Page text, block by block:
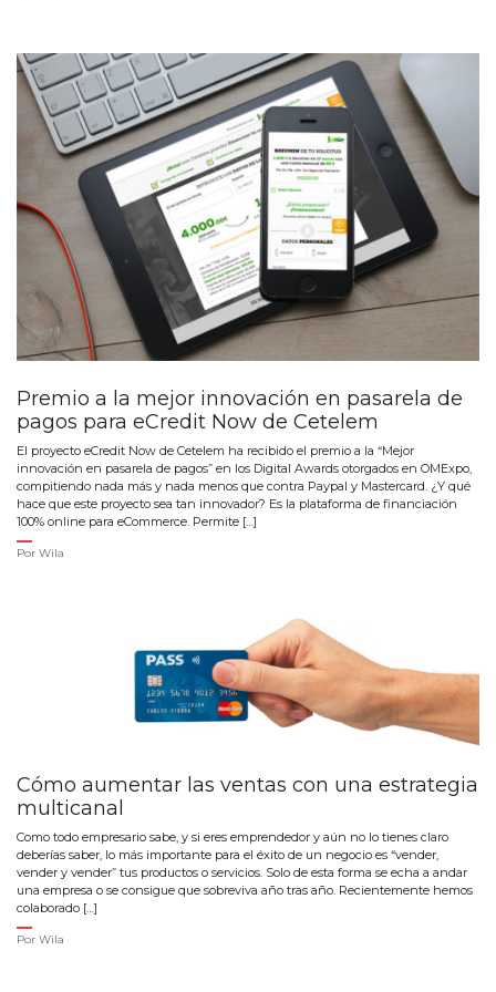
Premio a la mejor innovación en pasarela de
pagos para eCredit Now de Cetelem
El proyecto eCredit Now de Cetelem ha recibido el premio a la “Mejor
innovación en pasarela de pagos” en los Digital Awards otorgados en OMExpo,
compitiendo nada más y nada menos que contra Paypal y Mastercard. ¿Y qué
hace que este proyecto sea tan innovador? Es la plataforma de financiación
100% online para eCommerce. Permite […]
Por Wila
Cómo aumentar las ventas con una estrategia
multicanal
Como todo empresario sabe, y si eres emprendedor y aún no lo tienes claro
deberías saber, lo más importante para el éxito de un negocio es “vender,
vender y vender” tus productos o servicios. Solo de esta forma se echa a andar
una empresa o se consigue que sobreviva año tras año. Recientemente hemos
colaborado […]
Por Wila